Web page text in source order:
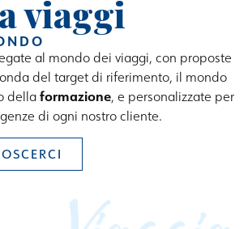
viaggi
al mondo dei viaggi, con proposte
del target di riferimento, il mondo
dellaformazione, e personalizzate per
di ogni nostro cliente.